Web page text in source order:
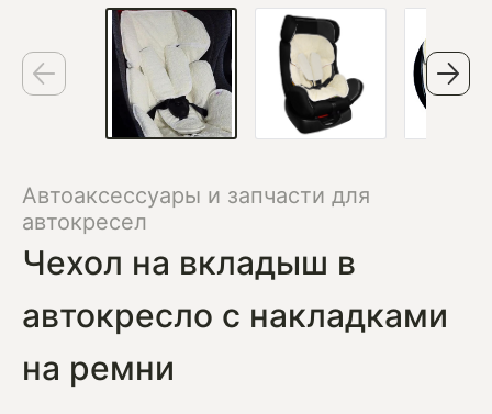
Автоаксессуары и запчасти для
автокресел
Чехол на вкладыш в
автокресло с накладками
на ремни